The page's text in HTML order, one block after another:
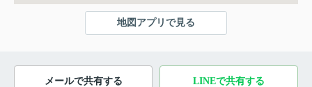
地図アプリで見る
メールで共有する LINEで共有する